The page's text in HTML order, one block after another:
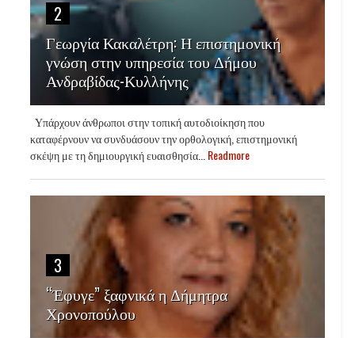
2
Γεωργία Κακαλέτρη: Η επιστημονική
γνώση στην υπηρεσία του Δήμου
Ανδραβίδας-Κυλλήνης
Υπάρχουν άνθρωποι στην τοπική αυτοδιοίκηση που
καταφέρνουν να συνδυάσουν την ορθολογική, επιστημονική
σκέψη με τη δημιουργική ευαισθησία... Readmore
3
“Έφυγε” ξαφνικά η Δήμητρα
Χρονοπούλου